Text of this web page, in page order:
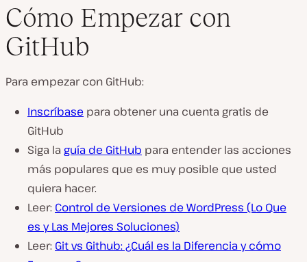
Cómo Empezar con
GitHub
Para empezar con GitHub:
Inscríbase para obtener una cuenta gratis de
GitHub
Siga la guía de GitHub para entender las acciones
más populares que es muy posible que usted
quiera hacer.
Leer: Control de Versiones de WordPress (Lo Que
es y Las Mejores Soluciones)
Leer: Git vs Github: ¿Cuál es la Diferencia y cómo